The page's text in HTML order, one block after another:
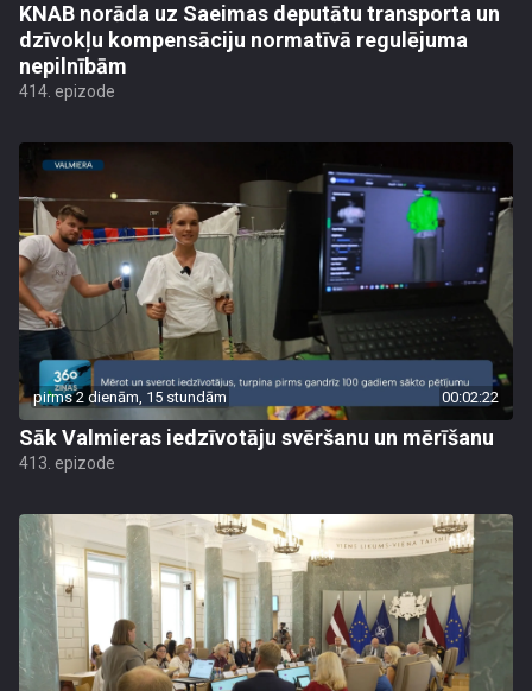
KNAB norāda uz Saeimas deputātu transporta un
dzīvokļu kompensāciju normatīvā regulējuma
nepilnībām
414. epizode
pirms 2 dienām, 15 stundām 00:02:22
Sāk Valmieras iedzīvotāju svēršanu un mērīšanu
413. epizode